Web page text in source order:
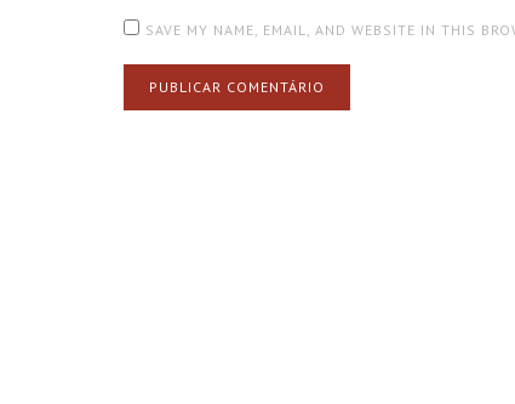
SAVE MY NAME, EMAIL, AND WEBSITE IN THIS